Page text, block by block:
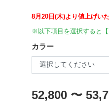
8月20日(木)より値上げい
※以下項目を選択すると
カラー
52,800 〜